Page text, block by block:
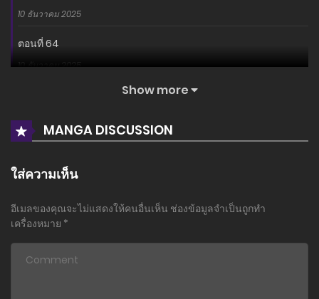
10 ธันวาคม 2025
ตอนที่ 64
10 ธันวาคม 2025
ตอนที่ 62
10 ธันวาคม 2025
10 ธันวาคม 2025
Show more
MANGA DISCUSSION
ใส่ความเห็น
อีเมลของคุณจะไม่แสดงให้คนอื่นเห็น ช่องข้อมูลจำเป็นถูกทำ
เครื่องหมาย *